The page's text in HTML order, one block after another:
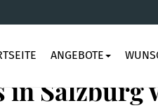
ANGEBOTE
in Salzburg